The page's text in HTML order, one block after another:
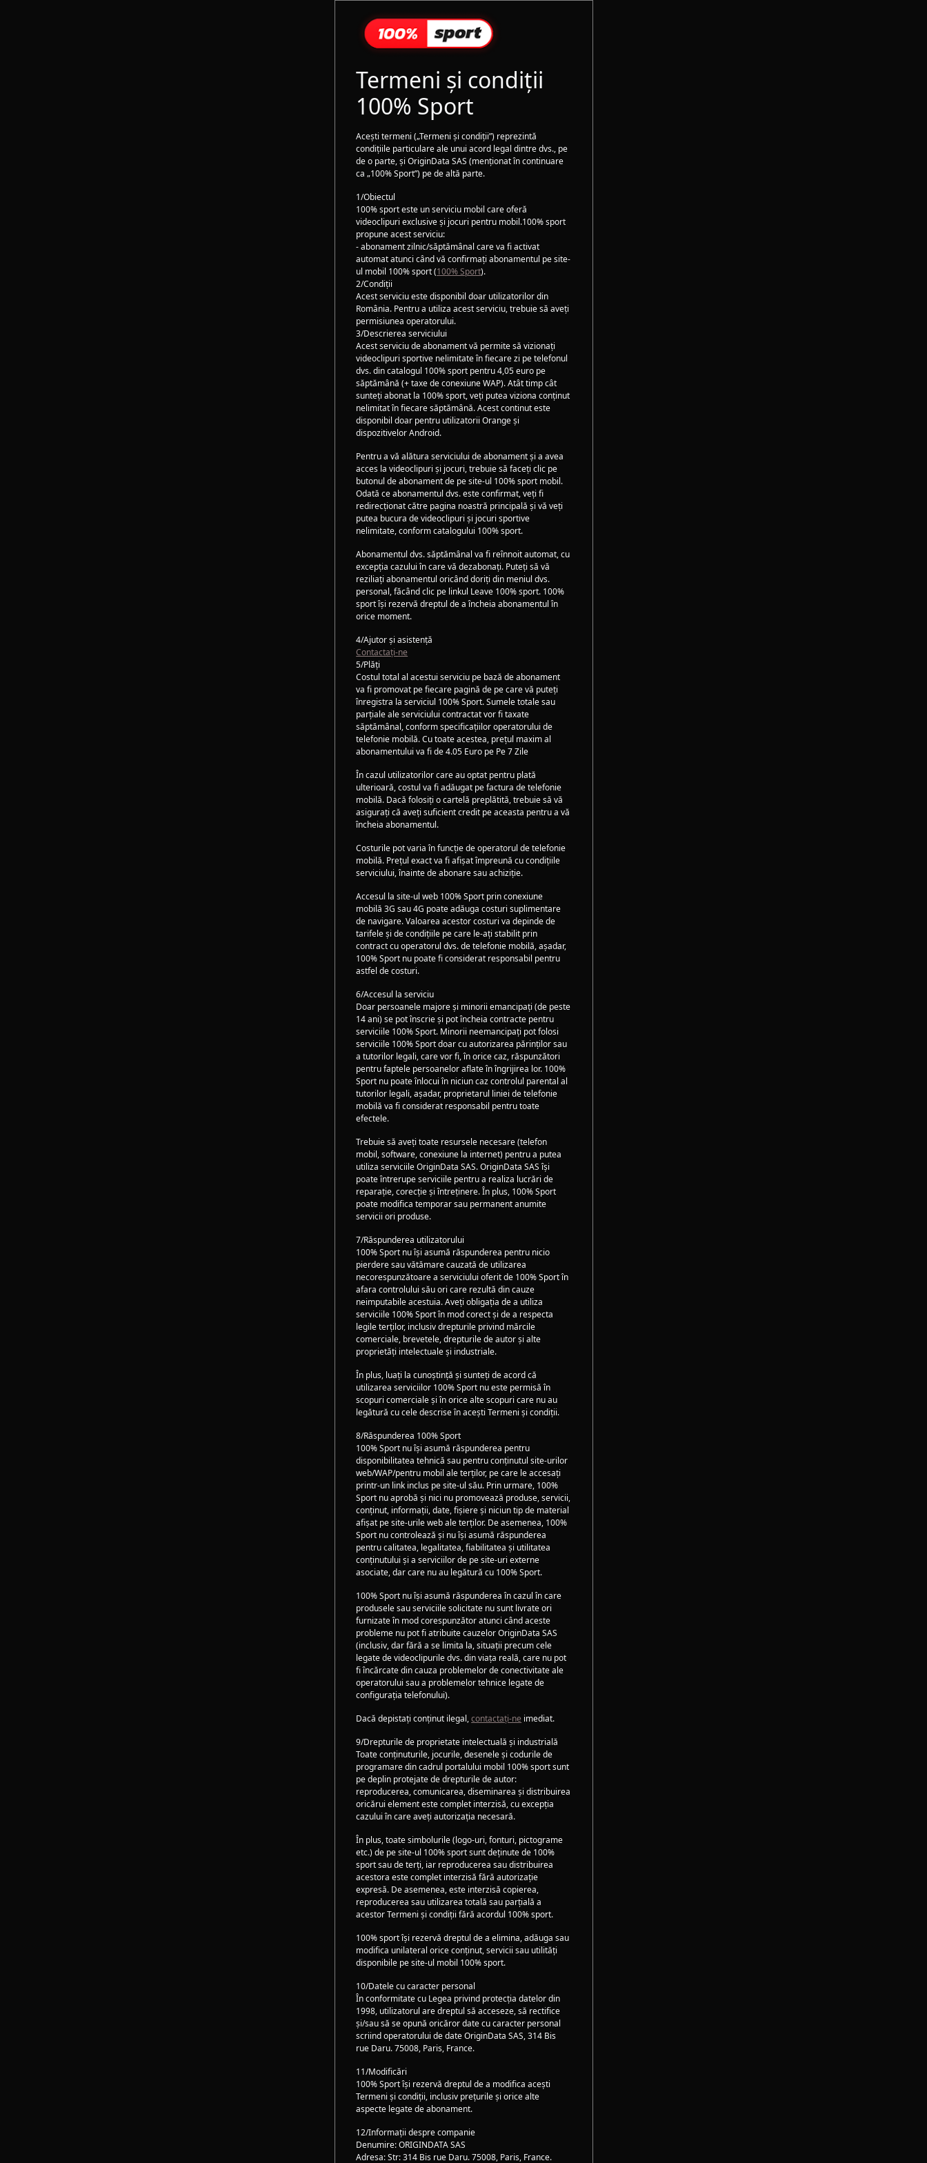
Termeni și condiții
100% Sport
Acești termeni („Termeni și condiții”) reprezintă
condițiile particulare ale unui acord legal dintre dvs., pe
de o parte, și OriginData SAS (menționat în continuare
ca „100% Sport”) pe de altă parte.
1/Obiectul
100% sport este un serviciu mobil care oferă
videoclipuri exclusive și jocuri pentru mobil.100% sport
propune acest serviciu:
- abonament zilnic/săptămânal care va fi activat
automat atunci când vă confirmați abonamentul pe site-
ul mobil 100% sport (100% Sport).
2/Condiții
Acest serviciu este disponibil doar utilizatorilor din
România. Pentru a utiliza acest serviciu, trebuie să aveți
permisiunea operatorului.
3/Descrierea serviciului
Acest serviciu de abonament vă permite să vizionați
videoclipuri sportive nelimitate în fiecare zi pe telefonul
dvs. din catalogul 100% sport pentru 4,05 euro pe
săptămână (+ taxe de conexiune WAP). Atât timp cât
sunteți abonat la 100% sport, veți putea viziona conținut
nelimitat în fiecare săptămână. Acest continut este
disponibil doar pentru utilizatorii Orange și
dispozitivelor Android.
Pentru a vă alătura serviciului de abonament și a avea
acces la videoclipuri și jocuri, trebuie să faceți clic pe
butonul de abonament de pe site-ul 100% sport mobil.
Odată ce abonamentul dvs. este confirmat, veți fi
redirecționat către pagina noastră principală și vă veți
putea bucura de videoclipuri și jocuri sportive
nelimitate, conform catalogului 100% sport.
Abonamentul dvs. săptămânal va fi reînnoit automat, cu
excepția cazului în care vă dezabonați. Puteți să vă
reziliați abonamentul oricând doriți din meniul dvs.
personal, făcând clic pe linkul Leave 100% sport. 100%
sport își rezervă dreptul de a încheia abonamentul în
orice moment.
4/Ajutor și asistență
Contactați-ne
5/Plăți
Costul total al acestui serviciu pe bază de abonament
va fi promovat pe fiecare pagină de pe care vă puteți
înregistra la serviciul 100% Sport. Sumele totale sau
parțiale ale serviciului contractat vor fi taxate
săptămânal, conform specificațiilor operatorului de
telefonie mobilă. Cu toate acestea, prețul maxim al
abonamentului va fi de 4.05 Euro pe Pe 7 Zile
În cazul utilizatorilor care au optat pentru plată
ulterioară, costul va fi adăugat pe factura de telefonie
mobilă. Dacă folosiți o cartelă preplătită, trebuie să vă
asigurați că aveți suficient credit pe aceasta pentru a vă
încheia abonamentul.
Costurile pot varia în funcție de operatorul de telefonie
mobilă. Prețul exact va fi afișat împreună cu condițiile
serviciului, înainte de abonare sau achiziție.
Accesul la site-ul web 100% Sport prin conexiune
mobilă 3G sau 4G poate adăuga costuri suplimentare
de navigare. Valoarea acestor costuri va depinde de
tarifele și de condițiile pe care le-ați stabilit prin
contract cu operatorul dvs. de telefonie mobilă, așadar,
100% Sport nu poate fi considerat responsabil pentru
astfel de costuri.
6/Accesul la serviciu
Doar persoanele majore și minorii emancipați (de peste
14 ani) se pot înscrie și pot încheia contracte pentru
serviciile 100% Sport. Minorii neemancipați pot folosi
serviciile 100% Sport doar cu autorizarea părinților sau
a tutorilor legali, care vor fi, în orice caz, răspunzători
pentru faptele persoanelor aflate în îngrijirea lor. 100%
Sport nu poate înlocui în niciun caz controlul parental al
tutorilor legali, așadar, proprietarul liniei de telefonie
mobilă va fi considerat responsabil pentru toate
efectele.
Trebuie să aveți toate resursele necesare (telefon
mobil, software, conexiune la internet) pentru a putea
utiliza serviciile OriginData SAS. OriginData SAS își
poate întrerupe serviciile pentru a realiza lucrări de
reparație, corecție și întreținere. În plus, 100% Sport
poate modifica temporar sau permanent anumite
servicii ori produse.
7/Răspunderea utilizatorului
100% Sport nu își asumă răspunderea pentru nicio
pierdere sau vătămare cauzată de utilizarea
necorespunzătoare a serviciului oferit de 100% Sport în
afara controlului său ori care rezultă din cauze
neimputabile acestuia. Aveți obligația de a utiliza
serviciile 100% Sport în mod corect și de a respecta
legile terților, inclusiv drepturile privind mărcile
comerciale, brevetele, drepturile de autor și alte
proprietăți intelectuale și industriale.
În plus, luați la cunoștință și sunteți de acord că
utilizarea serviciilor 100% Sport nu este permisă în
scopuri comerciale și în orice alte scopuri care nu au
legătură cu cele descrise în acești Termeni și condiții.
8/Răspunderea 100% Sport
100% Sport nu își asumă răspunderea pentru
disponibilitatea tehnică sau pentru conținutul site-urilor
web/WAP/pentru mobil ale terților, pe care le accesați
printr-un link inclus pe site-ul său. Prin urmare, 100%
Sport nu aprobă și nici nu promovează produse, servicii,
conținut, informații, date, fișiere și niciun tip de material
afișat pe site-urile web ale terților. De asemenea, 100%
Sport nu controlează și nu își asumă răspunderea
pentru calitatea, legalitatea, fiabilitatea și utilitatea
conținutului și a serviciilor de pe site-uri externe
asociate, dar care nu au legătură cu 100% Sport.
100% Sport nu își asumă răspunderea în cazul în care
produsele sau serviciile solicitate nu sunt livrate ori
furnizate în mod corespunzător atunci când aceste
probleme nu pot fi atribuite cauzelor OriginData SAS
(inclusiv, dar fără a se limita la, situații precum cele
legate de videoclipurile dvs. din viața reală, care nu pot
fi încărcate din cauza problemelor de conectivitate ale
operatorului sau a problemelor tehnice legate de
configurația telefonului).
Dacă depistați conținut ilegal,contactați-ne imediat.
9/Drepturile de proprietate intelectuală și industrială
Toate conținuturile, jocurile, desenele și codurile de
programare din cadrul portalului mobil 100% sport sunt
pe deplin protejate de drepturile de autor:
reproducerea, comunicarea, diseminarea și distribuirea
oricărui element este complet interzisă, cu excepția
cazului în care aveți autorizația necesară.
În plus, toate simbolurile (logo-uri, fonturi, pictograme
etc.) de pe site-ul 100% sport sunt deținute de 100%
sport sau de terți, iar reproducerea sau distribuirea
acestora este complet interzisă fără autorizație
expresă. De asemenea, este interzisă copierea,
reproducerea sau utilizarea totală sau parțială a
acestor Termeni și condiții fără acordul 100% sport.
100% sport își rezervă dreptul de a elimina, adăuga sau
modifica unilateral orice conținut, servicii sau utilități
disponibile pe site-ul mobil 100% sport.
10/Datele cu caracter personal
În conformitate cu Legea privind protecția datelor din
1998, utilizatorul are dreptul să acceseze, să rectifice
și/sau să se opună oricăror date cu caracter personal
scriind operatorului de date OriginData SAS, 314 Bis
rue Daru. 75008, Paris, France.
11/Modificări
100% Sport își rezervă dreptul de a modifica acești
Termeni și condiții, inclusiv prețurile și orice alte
aspecte legate de abonament.
12/Informații despre companie
Denumire: ORIGINDATA SAS
Adresa: Str: 314 Bis rue Daru. 75008, Paris, France.